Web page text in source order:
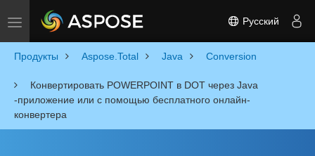
Toggle navigation Русский
Продукты Aspose.Total Java Conversion
Конвертировать POWERPOINT в DOT через Java
-приложение или с помощью бесплатного онлайн-
конвертера